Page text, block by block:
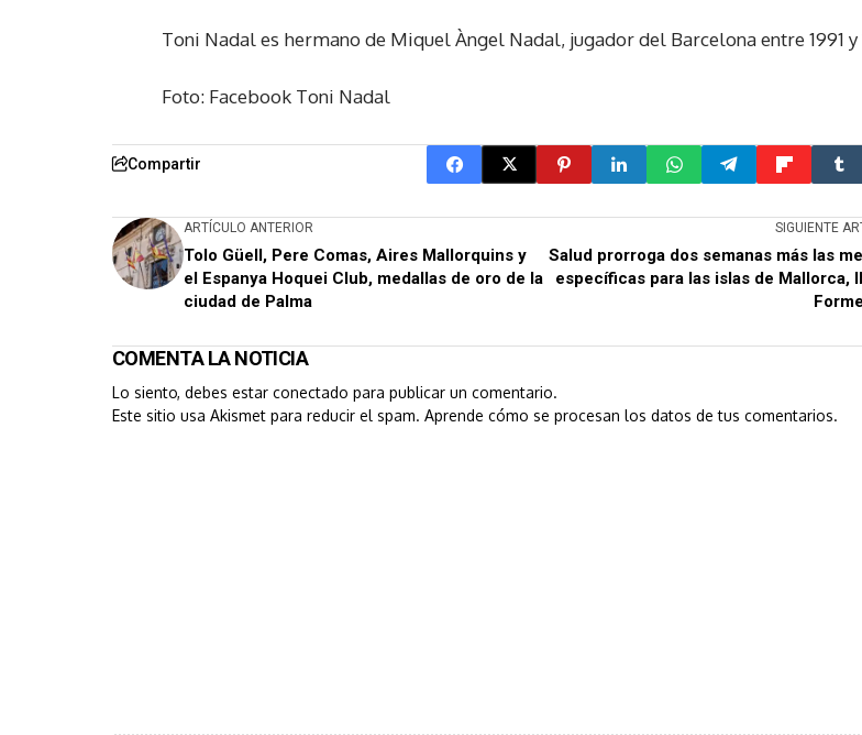
Toni Nadal es hermano de Miquel Àngel Nadal, jugador del Barcelona entre 1991 y
Foto: Facebook Toni Nadal
Compartir
ARTÍCULO ANTERIOR
Tolo Güell, Pere Comas, Aires Mallorquins y
el Espanya Hoquei Club, medallas de oro de la
ciudad de Palma
SIGUIENTE
Salud prorroga dos semanas más las
específicas para las islas de Mallorca,
COMENTA LA NOTICIA
Lo siento, debes estar conectado para publicar un comentario.
Este sitio usa Akismet para reducir el spam. Aprende cómo se procesan los datos de tus comentarios.